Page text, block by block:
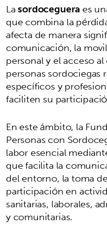
Lasordocegueraes
que combina la
afecta de manera
comunicación, la
personal y el acceso
personas sordociegas
específicos y
faciliten su
En este ámbito, la
Personas con
labor esencial
que facilita la
del entorno, la toma
participación en
sanitarias, laborales,
y comunitarias.